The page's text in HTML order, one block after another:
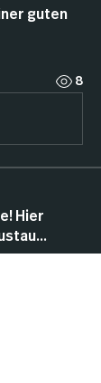
guten
8
Hier
...